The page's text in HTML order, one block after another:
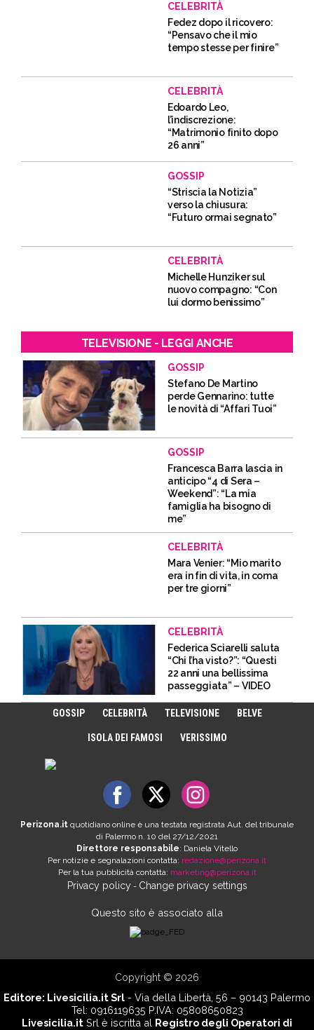
CELEBRITÀ
Fedez dopo il ricovero:
“Pensavo che il mio
tempo stesse per finire”
CELEBRITÀ
Edoardo Leo,
l’indiscrezione:
“Matrimonio finito dopo
26 anni”
GOSSIP
“Striscia la Notizia”
verso la chiusura:
“Futuro ormai segnato”
CELEBRITÀ
Michelle Hunziker sul
nuovo compagno: “Con
lui dormo benissimo”
TELEVISIONE - LEGGI ANCHE
GOSSIP
Stefano De Martino
perde Gennarino: tutte
le novità di “Affari Tuoi”
GOSSIP
Francesca Barra lascia in
anticipo “4 di Sera –
Weekend”: “La mia
famiglia ha bisogno di
me”
CELEBRITÀ
Mara Venier: “Mio marito
era in fin di vita, in coma
per tre giorni”
CELEBRITÀ
Federica Sciarelli saluta
“Chi l’ha visto?”: “Questi
22 anni una bellissima
passeggiata” – VIDEO
GOSSIP CELEBRITÀ TELEVISIONE BELVE
ISOLA DEI FAMOSI VERISSIMO
Perizona.it quotidiano online è una testata registrata Aut. del tribunale
di Palermo n. 10 del 27/12/2021
Direttore responsabile: Daniela Vitello
Per notizie e segnalazioni contatta: redazione@perizona.it
Per la tua pubblicità contatta: marketing@perizona.it
Privacy policy- Change privacy settings
Questo sito è associato alla
Copyright © 2026
Editore: Livesicilia.it Srl - Via della Libertà, 56 – 90143 Palermo
Tel: 0916119635 P.IVA: 05808650823
Livesicilia.it Srl è iscritta al Registro degli Operatori di